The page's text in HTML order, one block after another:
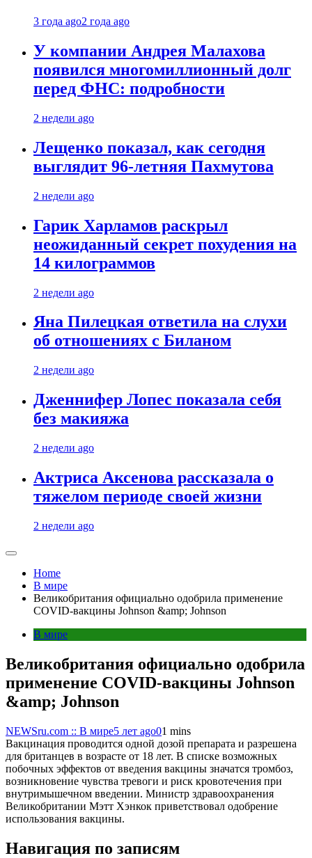
3 года ago2 года ago
У компании Андрея Малахова
появился многомиллионный долг
перед ФНС: подробности
2 недели ago
Лещенко показал, как сегодня
выглядит 96-летняя Пахмутова
2 недели ago
Гарик Харламов раскрыл
неожиданный секрет похудения на
14 килограммов
2 недели ago
Яна Пилецкая ответила на слухи
об отношениях с Биланом
2 недели ago
Дженнифер Лопес показала себя
без макияжа
2 недели ago
Актриса Аксенова рассказала о
тяжелом периоде своей жизни
2 недели ago
Home
В мире
Великобритания официально одобрила применение
COVID-вакцины Johnson &amp; Johnson
В мире
Великобритания официально одобрила
применение COVID-вакцины Johnson
&amp; Johnson
NEWSru.com :: В мире5 лет ago01 mins
Вакцинация проводится одной дозой препарата и разрешена
для британцев в возрасте от 18 лет. В списке возможных
побочных эффектов от введения вакцины значатся тромбоз,
возникновение чувства тревоги и риск кровотечения при
внутримышечном введении. Министр здравоохранения
Великобритании Мэтт Хэнкок приветствовал одобрение
использования вакцины.
Навигация по записям